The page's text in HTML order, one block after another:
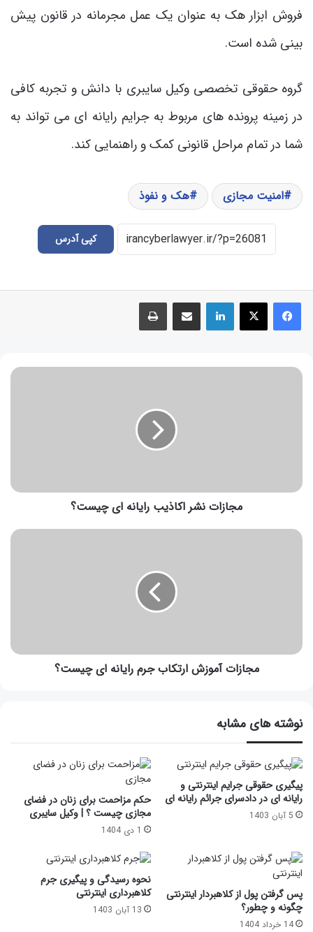
فروش ابزار هک به عنوان یک عمل مجرمانه در قانون پیش
بینی شده است.
گروه حقوقی تخصصی وکیل سایبری با دانش و تجربه کافی
در زمینه پرونده های مربوط به جرایم رایانه ای می تواند به
شما در تمام مراحل قانونی کمک و راهنمایی کند.
امنیت مجازی هک و نفوذ
کپی آدرس
مجازات نشر اکاذیب رایانه ای چیست؟
مجازات آموزش ارتکاب جرم رایانه ای چیست؟
نوشته های مشابه
پیگیری حقوقی جرایم اینترنتی و
رایانه ای در دادسرای جرائم رایانه ای
5 آبان 1403
حکم مزاحمت برای زنان در فضای
مجازی چیست ؟ | وکیل سایبری
1 دی 1404
پس گرفتن پول از کلاهبردار اینترنتی
چگونه و چطور؟
14 خرداد 1404
نحوه رسیدگی و پیگیری جرم
کلاهبرداری اینترنتی
13 آبان 1403